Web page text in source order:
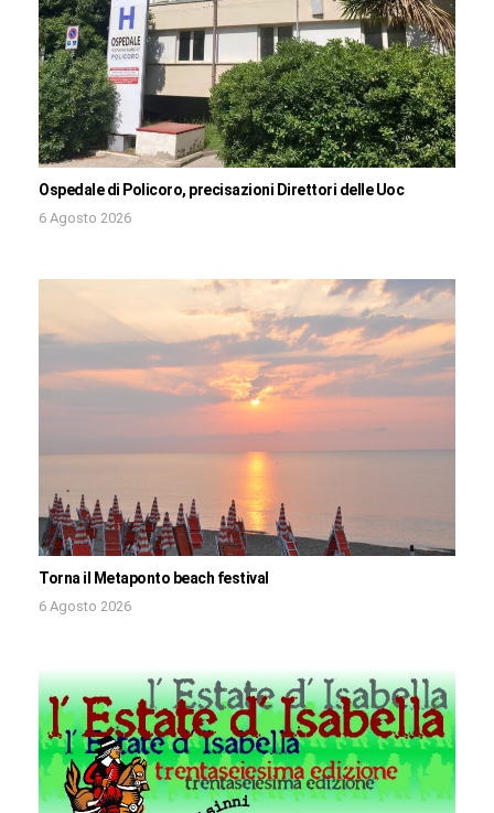
Ospedale di Policoro, precisazioni Direttori delle Uoc
6 Agosto 2026
Torna il Metaponto beach festival
6 Agosto 2026